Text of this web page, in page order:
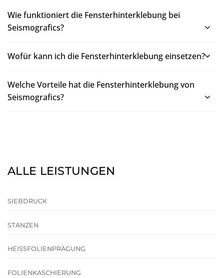
ALLE LEISTUNGEN
SIEBDRUCK
STANZEN
HEISSFOLIENPRÄGUNG
FOLIENKASCHIERUNG
Wie funktioniert die Fensterhinterklebung bei
Seismografics?
Wofür kann ich die Fensterhinterklebung einsetzen?
Welche Vorteile hat die Fensterhinterklebung von
Seismografics?